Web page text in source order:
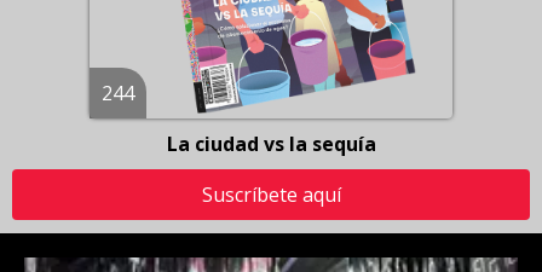
244
La ciudad vs la sequía
Suscríbete aquí